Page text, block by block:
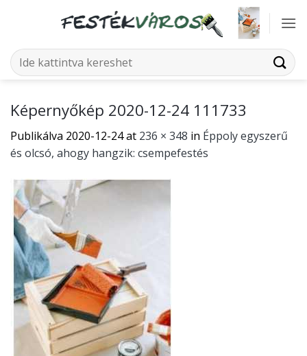
Keresés
a
Képernyőkép 2020-12-24 111733
Publikálva 2020-12-24at 236 × 348 in Éppoly egyszerű
és olcsó, ahogy hangzik: csempefestés